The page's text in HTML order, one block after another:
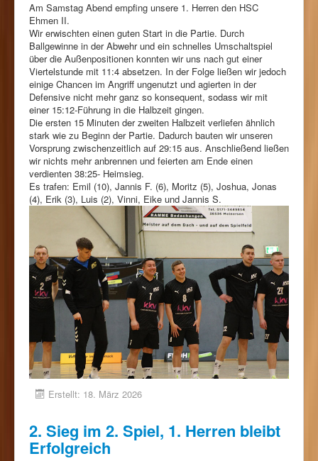
Am Samstag Abend empfing unsere 1. Herren den HSC
Ehmen II.
Wir erwischten einen guten Start in die Partie. Durch
Ballgewinne in der Abwehr und ein schnelles Umschaltspiel
über die Außenpositionen konnten wir uns nach gut einer
Viertelstunde mit 11:4 absetzen. In der Folge ließen wir jedoch
einige Chancen im Angriff ungenutzt und agierten in der
Defensive nicht mehr ganz so konsequent, sodass wir mit
einer 15:12-Führung in die Halbzeit gingen.
Die ersten 15 Minuten der zweiten Halbzeit verliefen ähnlich
stark wie zu Beginn der Partie. Dadurch bauten wir unseren
Vorsprung zwischenzeitlich auf 29:15 aus. Anschließend ließen
wir nichts mehr anbrennen und feierten am Ende einen
verdienten 38:25- Heimsieg.
Es trafen: Emil (10), Jannis F. (6), Moritz (5), Joshua, Jonas
(4), Erik (3), Luis (2), Vinni, Eike und Jannis S.
Erstellt: 18. März 2026
2. Sieg im 2. Spiel, 1. Herren bleibt
Erfolgreich